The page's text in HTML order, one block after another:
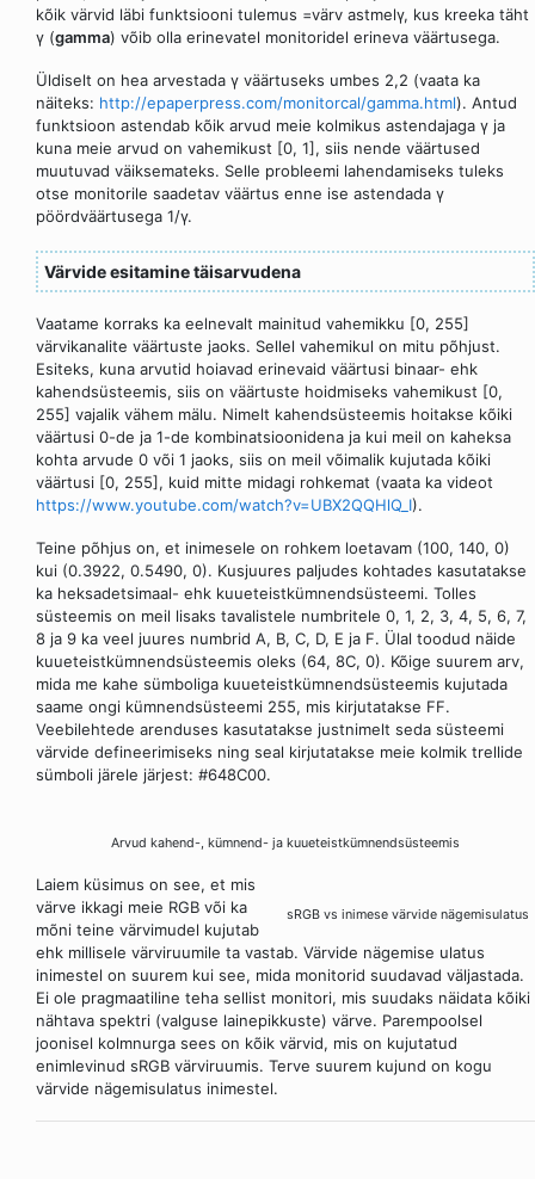
kõik värvid läbi funktsiooni tulemus =värv astmelγ, kus kreeka täht
γ (gamma) võib olla erinevatel monitoridel erineva väärtusega.
Üldiselt on hea arvestada γ väärtuseks umbes 2,2 (vaata ka
näiteks: http://epaperpress.com/monitorcal/gamma.html). Antud
funktsioon astendab kõik arvud meie kolmikus astendajaga γ ja
kuna meie arvud on vahemikust [0, 1], siis nende väärtused
muutuvad väiksemateks. Selle probleemi lahendamiseks tuleks
otse monitorile saadetav väärtus enne ise astendada γ
pöördväärtusega 1/γ.
Värvide esitamine täisarvudena
Vaatame korraks ka eelnevalt mainitud vahemikku [0, 255]
värvikanalite väärtuste jaoks. Sellel vahemikul on mitu põhjust.
Esiteks, kuna arvutid hoiavad erinevaid väärtusi binaar- ehk
kahendsüsteemis, siis on väärtuste hoidmiseks vahemikust [0,
255] vajalik vähem mälu. Nimelt kahendsüsteemis hoitakse kõiki
väärtusi 0-de ja 1-de kombinatsioonidena ja kui meil on kaheksa
kohta arvude 0 või 1 jaoks, siis on meil võimalik kujutada kõiki
väärtusi [0, 255], kuid mitte midagi rohkemat (vaata ka videot
https://www.youtube.com/watch?v=UBX2QQHlQ_I).
Teine põhjus on, et inimesele on rohkem loetavam (100, 140, 0)
kui (0.3922, 0.5490, 0). Kusjuures paljudes kohtades kasutatakse
ka heksadetsimaal- ehk kuueteistkümnendsüsteemi. Tolles
süsteemis on meil lisaks tavalistele numbritele 0, 1, 2, 3, 4, 5, 6, 7,
8 ja 9 ka veel juures numbrid A, B, C, D, E ja F. Ülal toodud näide
kuueteistkümnendsüsteemis oleks (64, 8C, 0). Kõige suurem arv,
mida me kahe sümboliga kuueteistkümnendsüsteemis kujutada
saame ongi kümnendsüsteemi 255, mis kirjutatakse FF.
Veebilehtede arenduses kasutatakse justnimelt seda süsteemi
värvide defineerimiseks ning seal kirjutatakse meie kolmik trellide
sümboli järele järjest: #648C00.
Arvud kahend-, kümnend- ja kuueteistkümnendsüsteemis
sRGB vs inimese värvide nägemisulatus
Laiem küsimus on see, et mis
värve ikkagi meie RGB või ka
mõni teine värvimudel kujutab
ehk millisele värviruumile ta vastab. Värvide nägemise ulatus
inimestel on suurem kui see, mida monitorid suudavad väljastada.
Ei ole pragmaatiline teha sellist monitori, mis suudaks näidata kõiki
nähtava spektri (valguse lainepikkuste) värve. Parempoolsel
joonisel kolmnurga sees on kõik värvid, mis on kujutatud
enimlevinud sRGB värviruumis. Terve suurem kujund on kogu
värvide nägemisulatus inimestel.